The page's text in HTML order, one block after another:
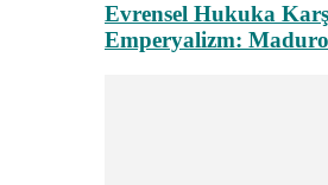
Evrensel Hukuka
Emperyalizm: